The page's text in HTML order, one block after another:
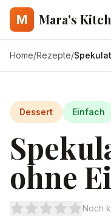
M Mara's
Home/Rezepte/
Dessert Einfach
ohne
Noch